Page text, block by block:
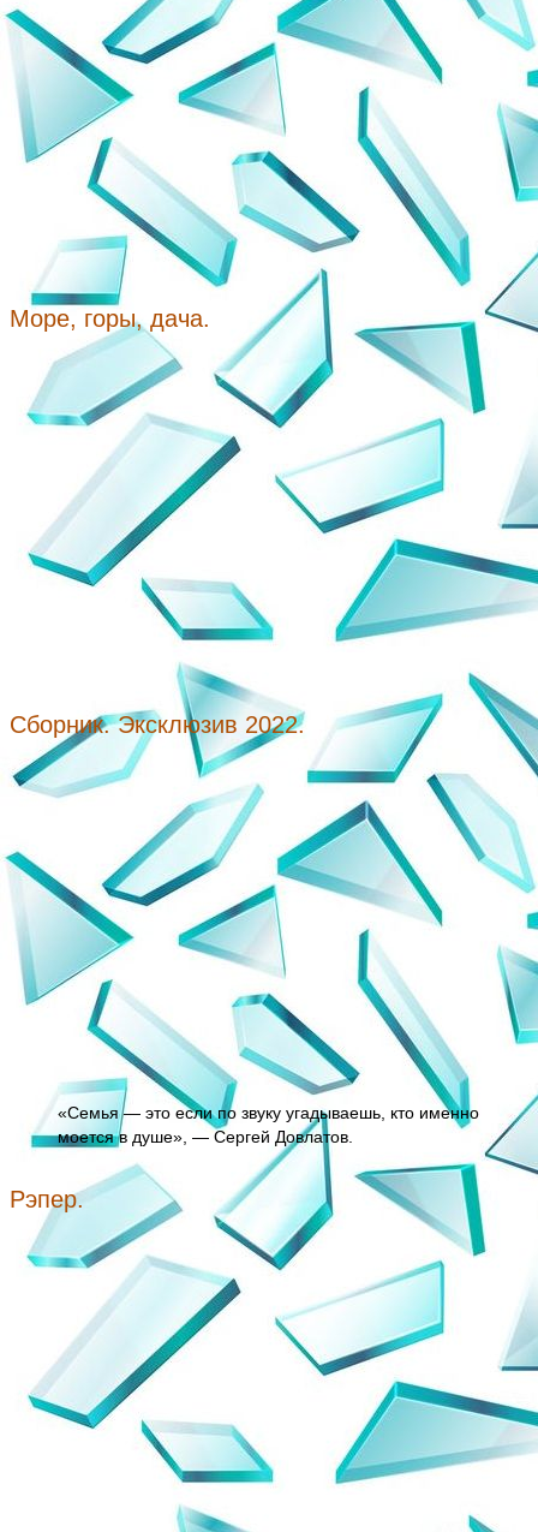
Море, горы, дача.
Сборник. Эксклюзив 2022.
«Семья — это если по звуку угадываешь, кто именно
моется в душе», — Сергей Довлатов.
Рэпер.